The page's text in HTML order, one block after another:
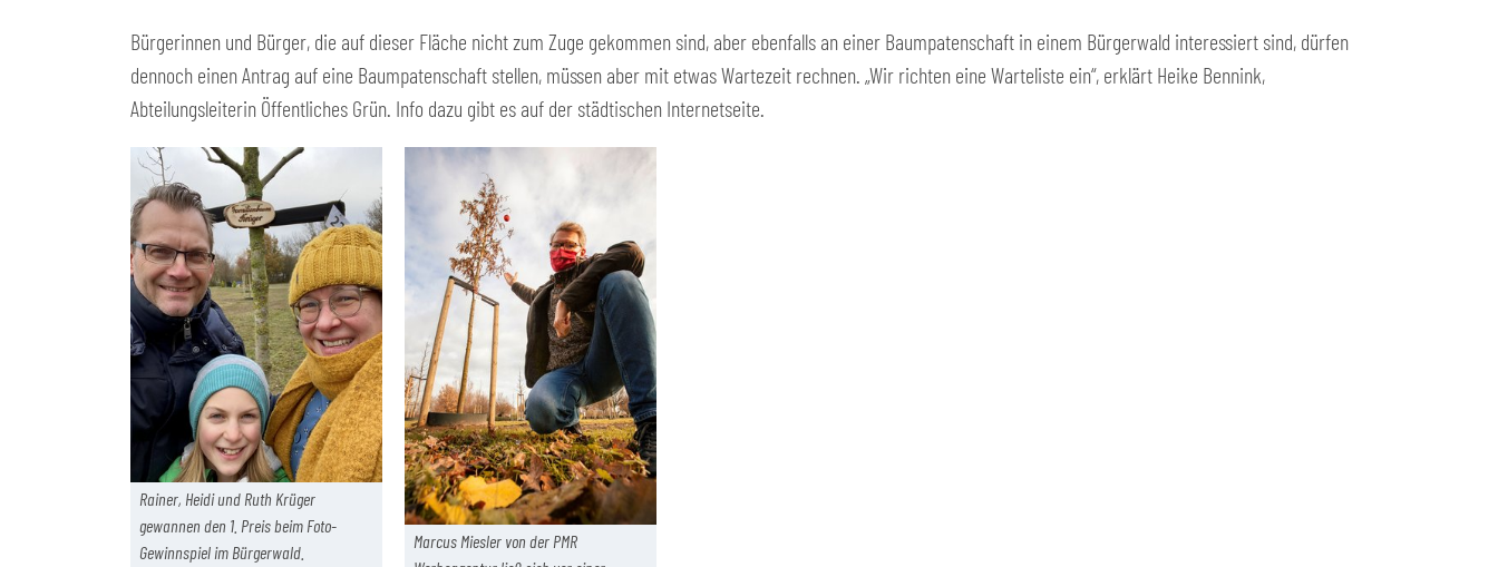
Bürgerinnen und Bürger, die auf dieser Fläche nicht zum Zuge gekommen sind, aber ebenfalls an einer Baumpatenschaft in einem Bürgerwald interessiert sind, dürfen
dennoch einen Antrag auf eine Baumpatenschaft stellen, müssen aber mit etwas Wartezeit rechnen. „Wir richten eine Warteliste ein“, erklärt Heike Bennink,
Abteilungsleiterin Öffentliches Grün. Info dazu gibt es auf der städtischen Internetseite.
Rainer, Heidi und Ruth Krüger
gewannen den 1. Preis beim Foto-
Gewinnspiel im Bürgerwald.
Marcus Miesler von der PMR